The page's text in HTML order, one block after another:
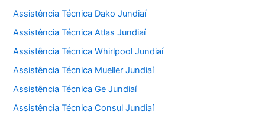
Assistência Técnica Dako Jundiaí
Assistência Técnica Atlas Jundiaí
Assistência Técnica Whirlpool Jundiaí
Assistência Técnica Mueller Jundiaí
Assistência Técnica Ge Jundiaí
Assistência Técnica Consul Jundiaí